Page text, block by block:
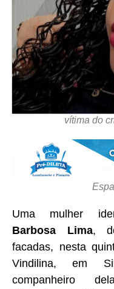
vítima do
Uma mulher
Barbosa Lima,
facadas, nesta
Vindilina, em
companheiro